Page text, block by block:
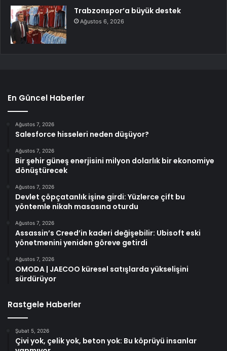
Trabzonspor’a büyük destek
Ağustos 6, 2026
En Güncel Haberler
Ağustos 7, 2026
Salesforce hisseleri neden düşüyor?
Ağustos 7, 2026
Bir şehir güneş enerjisini milyon dolarlık bir ekonomiye
dönüştürecek
Ağustos 7, 2026
Devlet çöpçatanlık işine girdi: Yüzlerce çift bu
yöntemle nikah masasına oturdu
Ağustos 7, 2026
Assassin’s Creed’in kaderi değişebilir: Ubisoft eski
yönetmenini yeniden göreve getirdi
Ağustos 7, 2026
OMODA | JAECOO küresel satışlarda yükselişini
sürdürüyor
Rastgele Haberler
Şubat 5, 2026
Çivi yok, çelik yok, beton yok: Bu köprüyü insanlar